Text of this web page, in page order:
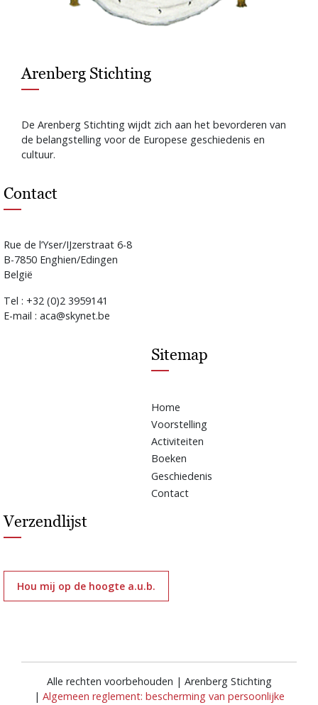
Arenberg Stichting
De Arenberg Stichting wijdt zich aan het bevorderen van
de belangstelling voor de Europese geschiedenis en
cultuur.
Contact
Rue de l’Yser/IJzerstraat 6-8
B-7850 Enghien/Edingen
België
Tel : +32 (0)2 3959141
E-mail : aca@skynet.be
Sitemap
Home
Voorstelling
Activiteiten
Boeken
Geschiedenis
Contact
Verzendlijst
Hou mij op de hoogte a.u.b.
Alle rechten voorbehouden | Arenberg Stichting
| Algemeen reglement: bescherming van persoonlijke